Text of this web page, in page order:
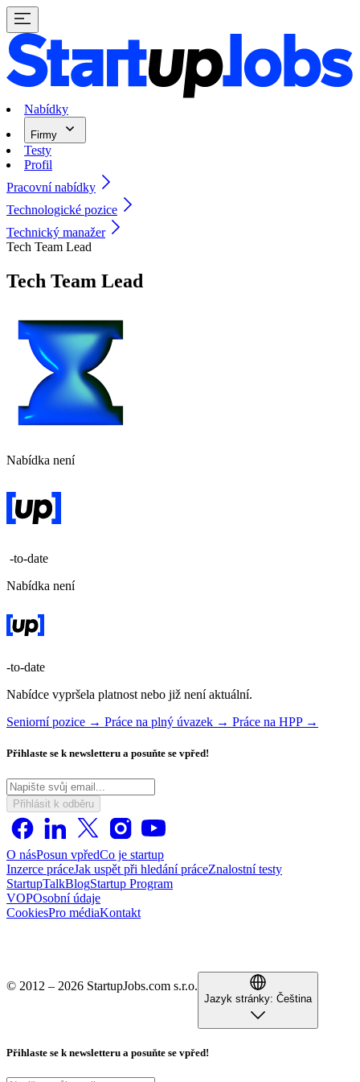
Nabídky
Firmy
Testy
Profil
Pracovní nabídky
Technologické pozice
Technický manažer
Tech Team Lead
Tech Team Lead
Nabídka není
-to-date
Nabídka není
-to-date
Nabídce vypršela platnost nebo již není aktuální.
Seniorní pozice → Práce na plný úvazek → Práce na HPP →
Přihlaste se k newsletteru a posuňte se vpřed!
Přihlásit k odběru
O násPosun vpředCo je startup
Inzerce práceJak uspět při hledání práceZnalostní testy
StartupTalkBlogStartup Program
VOPOsobní údaje
CookiesPro médiaKontakt
© 2012 – 2026 StartupJobs.com s.r.o.
Jazyk stránky: Čeština
Přihlaste se k newsletteru a posuňte se vpřed!